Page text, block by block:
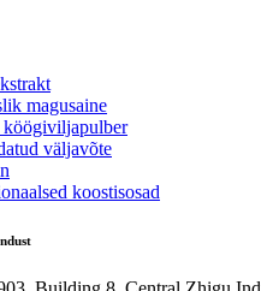
magusaine
köögiviljapulber
väljavõte
koostisosad